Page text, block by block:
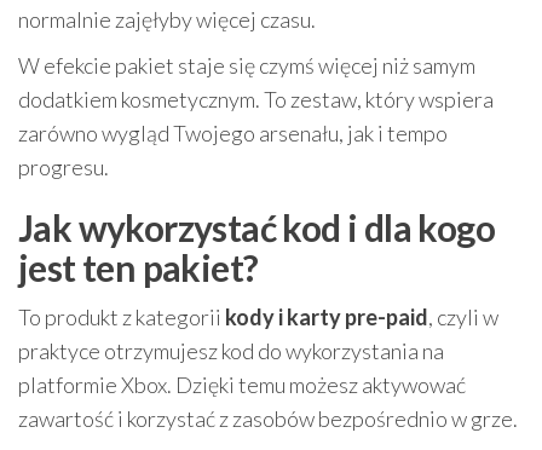
normalnie zajęłyby więcej czasu.
W efekcie pakiet staje się czymś więcej niż samym
dodatkiem kosmetycznym. To zestaw, który wspiera
zarówno wygląd Twojego arsenału, jak i tempo
progresu.
Jak wykorzystać kod i dla kogo
jest ten pakiet?
To produkt z kategorii kody i karty pre-paid, czyli w
praktyce otrzymujesz kod do wykorzystania na
platformie Xbox. Dzięki temu możesz aktywować
zawartość i korzystać z zasobów bezpośrednio w grze.